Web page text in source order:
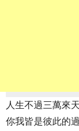
人生不過三萬來天
你我皆是彼此的